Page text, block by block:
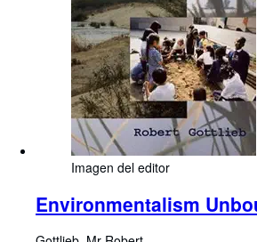
Imagen del editor
Environmentalism